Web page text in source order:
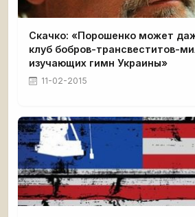
Скачко: «Порошенко может
клуб бобров-трансвеститов-
изучающих гимн Украины»
11-02-2015